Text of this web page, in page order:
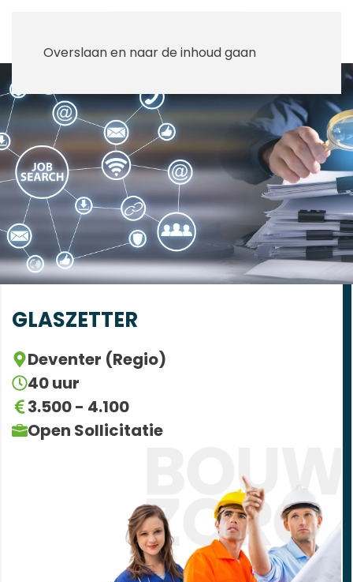
Overslaan en naar de inhoud gaan
GLASZETTER
Deventer (Regio)
40 uur
3.500 - 4.100
Open Sollicitatie